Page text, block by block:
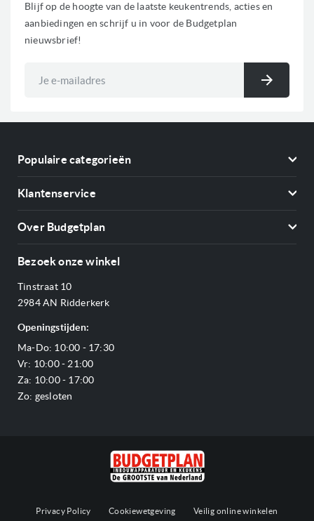
Blijf op de hoogte van de laatste keukentrends, acties en
aanbiedingen en schrijf u in voor de Budgetplan
nieuwsbrief!
Populaire categorieën
Kookplaten
Afzuigkappen
Ovens
Stoomovens
Magnetrons
Vaatwassers
Complete keukens
Outlet
Klantenservice
Betalen
Veelgestelde vragen
Service & garantie
Sitemap
Over Budgetplan
Adres & Route
Reviews Budgetplan
Blog
Bezoek onze winkel
Tinstraat 10
2984 AN Ridderkerk
Openingstijden:
Ma-Do: 10:00 - 17:30
Vr: 10:00 - 21:00
Za: 10:00 - 17:00
Zo: gesloten
Privacy Policy Cookiewetgeving
Veilig online winkelen